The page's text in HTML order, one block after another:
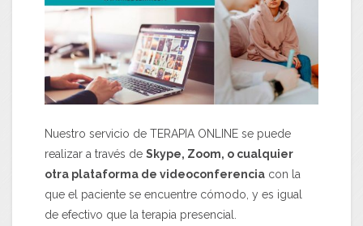
Nuestro servicio de TERAPIA ONLINE se puede
realizar a través de Skype, Zoom, o cualquier
otra plataforma de videoconferencia con la
que el paciente se encuentre cómodo, y es igual
de efectivo que la terapia presencial.